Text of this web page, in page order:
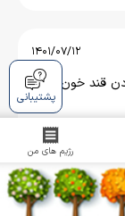
1401/07/12
قند خون موثر
پشتیبانی
رژیم های من